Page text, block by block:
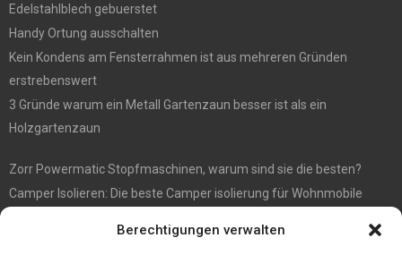
Berechtigungen verwalten
Edelstahlblech gebuerstet
Handy Ortung ausschalten
Kein Kondens am Fensterrahmen ist aus mehreren Gründen
erstrebenswert
3 Gründe warum ein Metall Gartenzaun besser ist als ein
Holzgartenzaun
Zorr Powermatic Stopfmaschinen, warum sind sie die besten?
Camper Isolieren: Die beste Camper isolierung für Wohnmobile
Immobilienmakler Gökay Gündüz